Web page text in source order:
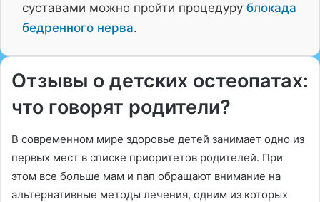
суставами можно пройти процедуру блокада
бедренного нерва.
Отзывы о детских остеопатах:
что говорят родители?
В современном мире здоровье детей занимает одно из
первых мест в списке приоритетов родителей. При
этом все больше мам и пап обращают внимание на
альтернативные методы лечения, одним из которых